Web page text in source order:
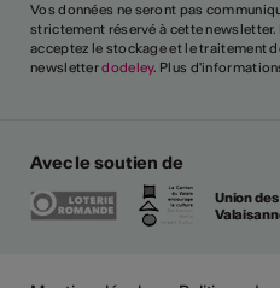
Vos données ne seront pas
strictement réservé à cette
acceptez le stockage et le traitement
newsletterdodeley. Plus
Avec le soutien de
Union